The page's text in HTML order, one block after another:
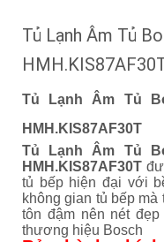
Tủ Lạnh Âm Tủ
Tủ Lạnh Âm Tủ
HMH.KIS87AF30T
Tủ Lạnh Âm Tủ
HMH.KIS87AF30T
tủ bếp hiện đại với
không gian tủ bếp
tôn đậm nên nét
thương hiệu Bosch